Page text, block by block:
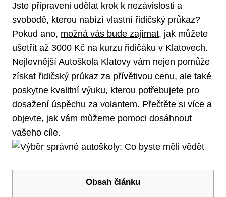
Jste připraveni udělat krok k nezávislosti a
svobodě, kterou nabízí vlastní řidičský průkaz?
Pokud ano, možná vás bude zajímat, jak můžete
ušetřit až 3000 Kč na kurzu řidičáku v Klatovech.
Nejlevnější Autoškola Klatovy vám nejen pomůže
získat řidičský průkaz za přívětivou cenu, ale také
poskytne kvalitní výuku, kterou potřebujete pro
dosažení úspěchu za volantem. Přečtěte si více a
objevte, jak vám můžeme pomoci dosáhnout
vašeho cíle.
Obsah článku